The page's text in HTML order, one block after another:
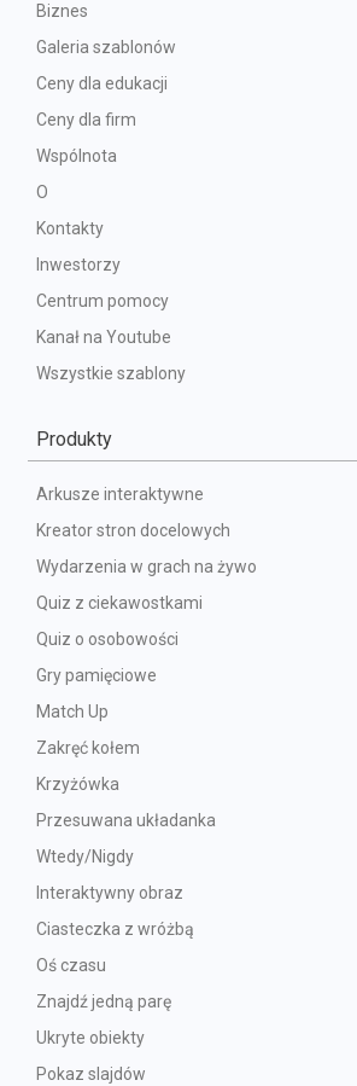
Biznes
Galeria szablonów
Ceny dla edukacji
Ceny dla firm
Wspólnota
O
Kontakty
Inwestorzy
Centrum pomocy
Kanał na Youtube
Wszystkie szablony
Produkty
Arkusze interaktywne
Kreator stron docelowych
Wydarzenia w grach na żywo
Quiz z ciekawostkami
Quiz o osobowości
Gry pamięciowe
Match Up
Zakręć kołem
Krzyżówka
Przesuwana układanka
Wtedy/Nigdy
Interaktywny obraz
Ciasteczka z wróżbą
Oś czasu
Znajdź jedną parę
Ukryte obiekty
Pokaz slajdów